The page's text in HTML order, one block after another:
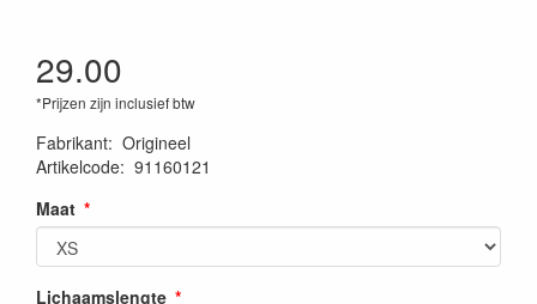
29.00
*Prijzen zijn inclusief btw
Fabrikant: Origineel
Artikelcode: 91160121
Maat
Lichaamslengte